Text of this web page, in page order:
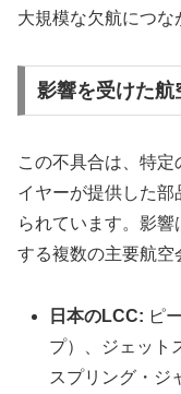
大規模な欠航につな
影響を受けた航
この不具合は、特
イヤーが提供した
られています。影
する複数の主要航空
日本のLCC: ピ
プ）、ジェット
スプリング・ジ